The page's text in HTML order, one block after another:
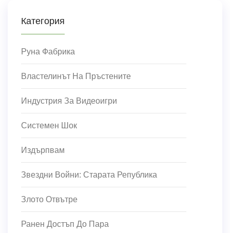
Категория
Руна Фабрика
Властелинът На Пръстените
Индустрия За Видеоигри
Системен Шок
Издърпвам
Звездни Войни: Старата Република
Злото Отвътре
Ранен Достъп До Пара